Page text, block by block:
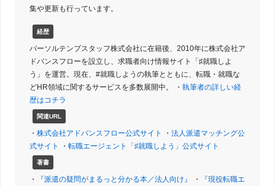
集や更新も行っています。
経歴
パーソルテンプスタッフ株式会社に在籍後、2010年に株式会社ア
ドバンスフローを設立し、求職者向け情報サイト「♯就職しよ
う」を運営。現在、#就職しようの執筆とともに、転職・就職な
どHR領域に関するサービスを多数展開中。 ・ 執筆者の詳しい経
歴はコチラ
関連URL
・ 株式会社アドバンスフロー公式サイト ・ 法人派遣マッチング公
式サイト
・ 転職エージェント「♯就職しよう」公式サイト
著書
・ 『派遣の疑問がまるっと分かる本／法人向け』 ・
『現役転職エ